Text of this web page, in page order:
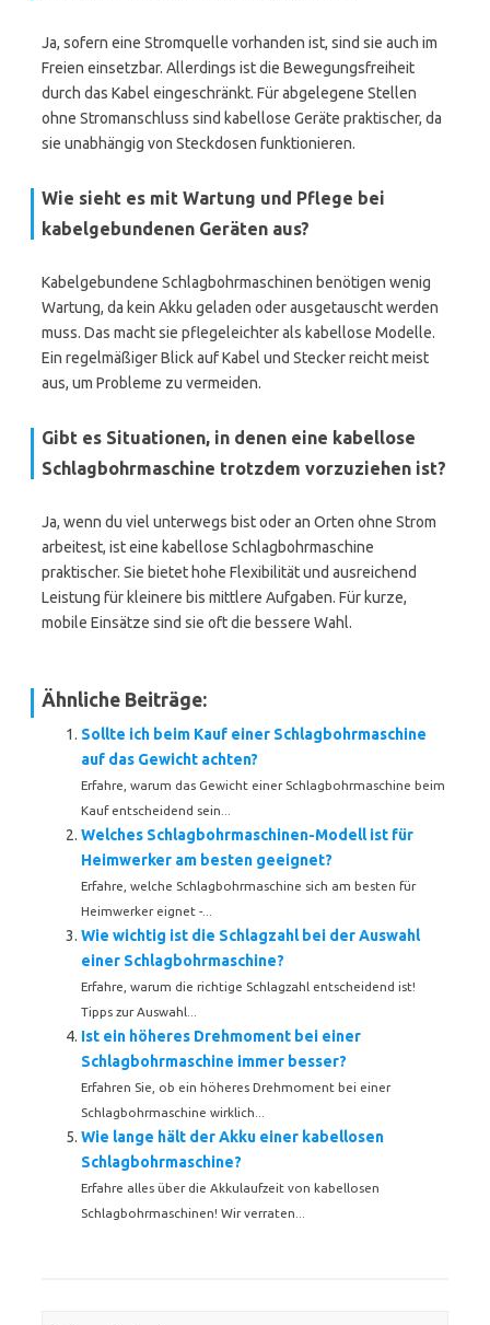
Ja, sofern eine Stromquelle vorhanden ist, sind sie auch im
Freien einsetzbar. Allerdings ist die Bewegungsfreiheit
durch das Kabel eingeschränkt. Für abgelegene Stellen
ohne Stromanschluss sind kabellose Geräte praktischer, da
sie unabhängig von Steckdosen funktionieren.
Wie sieht es mit Wartung und Pflege bei
kabelgebundenen Geräten aus?
Kabelgebundene Schlagbohrmaschinen benötigen wenig
Wartung, da kein Akku geladen oder ausgetauscht werden
muss. Das macht sie pflegeleichter als kabellose Modelle.
Ein regelmäßiger Blick auf Kabel und Stecker reicht meist
aus, um Probleme zu vermeiden.
Gibt es Situationen, in denen eine kabellose
Schlagbohrmaschine trotzdem vorzuziehen ist?
Ja, wenn du viel unterwegs bist oder an Orten ohne Strom
arbeitest, ist eine kabellose Schlagbohrmaschine
praktischer. Sie bietet hohe Flexibilität und ausreichend
Leistung für kleinere bis mittlere Aufgaben. Für kurze,
mobile Einsätze sind sie oft die bessere Wahl.
Ähnliche Beiträge:
Sollte ich beim Kauf einer Schlagbohrmaschine
auf das Gewicht achten?
Erfahre, warum das Gewicht einer Schlagbohrmaschine beim
Kauf entscheidend sein...
Welches Schlagbohrmaschinen-Modell ist für
Heimwerker am besten geeignet?
Erfahre, welche Schlagbohrmaschine sich am besten für
Heimwerker eignet -...
Wie wichtig ist die Schlagzahl bei der Auswahl
einer Schlagbohrmaschine?
Erfahre, warum die richtige Schlagzahl entscheidend ist!
Tipps zur Auswahl...
Ist ein höheres Drehmoment bei einer
Schlagbohrmaschine immer besser?
Erfahren Sie, ob ein höheres Drehmoment bei einer
Schlagbohrmaschine wirklich...
Wie lange hält der Akku einer kabellosen
Schlagbohrmaschine?
Erfahre alles über die Akkulaufzeit von kabellosen
Schlagbohrmaschinen! Wir verraten...